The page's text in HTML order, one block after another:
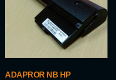
ADAPROR NB HP